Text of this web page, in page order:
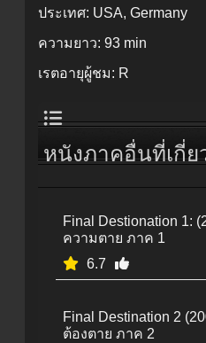
ประเทศ: USA, Germany
ความยาว: 93 min
เรตอายุผู้ชม: R
หนังภาคอื่นที่เกี่ย
Final Destionation 1:
ความตาย ภาค 1
6.7
Final Destination 2
ต้องตาย ภาค 2